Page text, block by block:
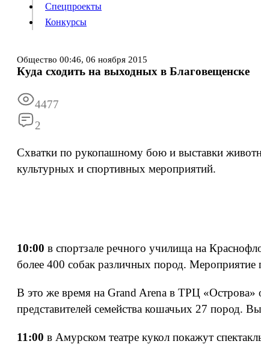
Информация
Спецпроекты
Конкурсы
Общество 00:46, 06 ноября 2015
Куда сходить на выходных в Благовещенске
4477
2
Схватки по рукопашному бою и выставки
культурных и спортивных мероприятий.
10:00 в спортзале речного училища на
более 400 собак различных пород. Мероприятие
В это же время на Grand Arena в ТРЦ «Острова»
представителей семейства кошачьих 27 пород.
11:00 в Амурском театре кукол покажут